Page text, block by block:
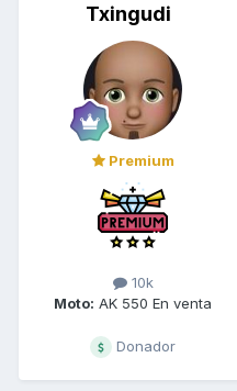
Txingudi
Premium
10k
Moto: AK 550 En venta
Donador